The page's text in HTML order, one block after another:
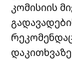
კომისიის